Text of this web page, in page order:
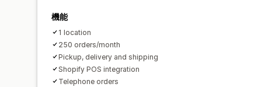
機能
1 location
250 orders/month
Pickup, delivery and shipping
Shopify POS integration
Telephone orders